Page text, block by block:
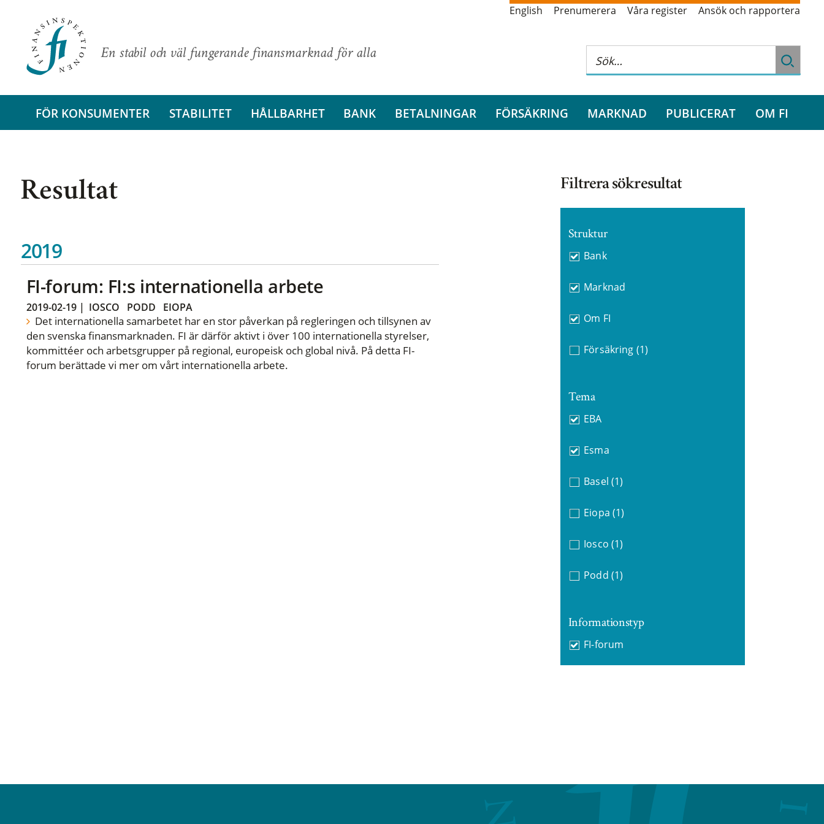
En stabil och väl fungerande finansmarknad för alla
English Prenumerera Våra register Ansök och rapportera
FÖR KONSUMENTER STABILITET HÅLLBARHET BANK BETALNINGAR FÖRSÄKRING MARKNAD PUBLICERAT OM FI
Resultat
2019
FI-forum: FI:s internationella arbete
2019-02-19| IOSCO PODD EIOPA
Det internationella samarbetet har en stor påverkan på regleringen och tillsynen av
den svenska finansmarknaden. FI är därför aktivt i över 100 internationella styrelser,
kommittéer och arbetsgrupper på regional, europeisk och global nivå. På detta FI-
forum berättade vi mer om vårt internationella arbete.
Filtrera sökresultat
Struktur
Bank
Marknad
Om FI
Försäkring (1)
Tema
EBA
Esma
Basel (1)
Eiopa (1)
Iosco (1)
Podd (1)
Informationstyp
FI-forum